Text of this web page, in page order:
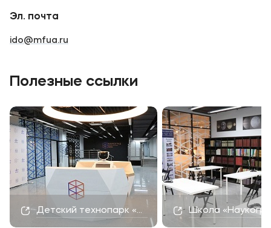
Эл. почта
ido@mfua.ru
Полезные ссылки
Детский технопарк «Наукоград» Школа